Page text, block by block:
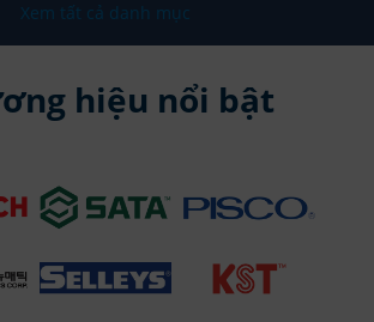
Xem tất cả danh mục
hiệu nổi bật